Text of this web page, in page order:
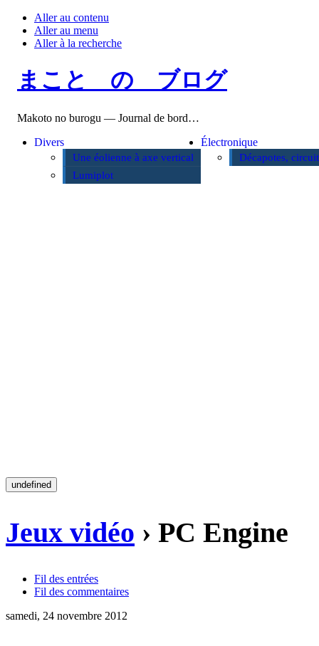
Aller au contenu
Aller au menu
Aller à la recherche
まこと の ブログ
Makoto no burogu — Journal de bord…
Divers
Une éolienne à axe vertical
Lumiplot
Électronique
Décapotes,
undefined
Jeux vidéo › PC Engine
Fil des entrées
Fil des commentaires
samedi, 24 novembre 2012